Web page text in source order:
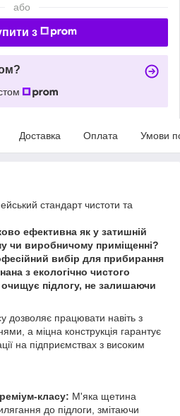
або
з
Доставка Оплата Умови
стандарт чистоти та
ефективна як у затишній
чи виробничому приміщенні?
вибір для прибирання
з екологічно чистого
підлогу, не залишаючи
дозволяє працювати навіть з
а міцна конструкція гарантує
на підприємствах з високим
класу: М'яка щетина
до підлоги, змітаючи